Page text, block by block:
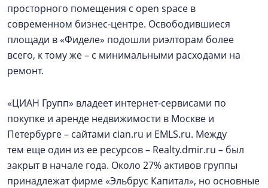
просторного помещения с open space в
современном бизнес-центре. Освободившиеся
площади в «Фиделе» подошли риэлторам более
всего, к тому же – с минимальными расходами на
ремонт.
«ЦИАН Групп» владеет интернет-сервисами по
покупке и аренде недвижимости в Москве и
Петербурге – сайтами cian.ru и EMLS.ru. Между
тем еще один из ее ресурсов – Realty.dmir.ru – был
закрыт в начале года. Около 27% активов группы
принадлежат фирме «Эльбрус Капитал», но основные